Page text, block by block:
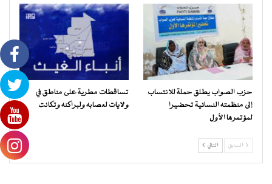
حزب الصواب يطلق حملة للانتساب
إلى منظمته النسائية تحضيرا
لمؤتمرها الأول
تساقطات مطرية على مناطق في
ولايات لعصابه ولبراكنه وتكانت
السابق التالي